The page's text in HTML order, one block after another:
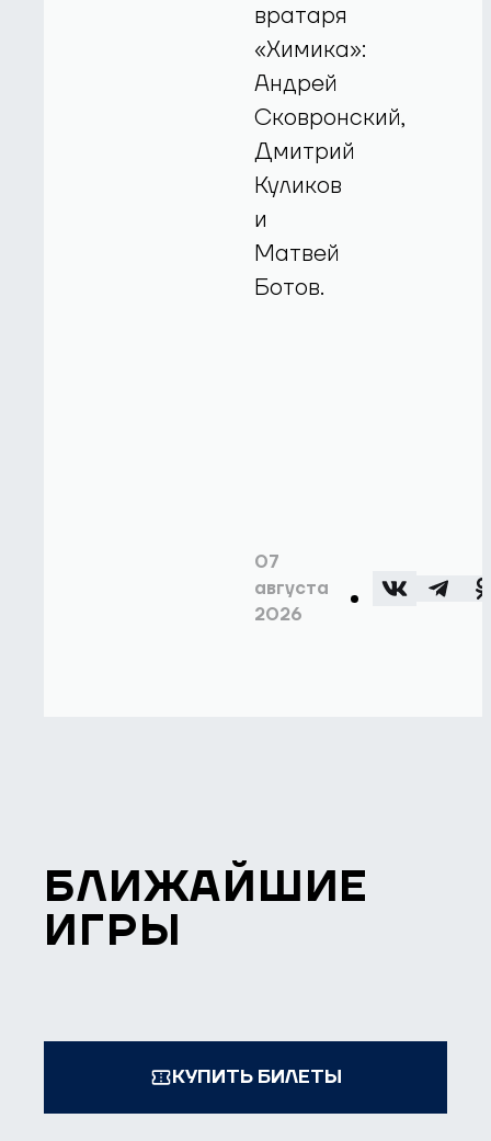
вратаря
«Химика»:
Андрей
Сковронский,
Дмитрий
Куликов
и
Матвей
Ботов.
07
августа
2026
БЛИЖАЙШИЕ
ИГРЫ
КУПИТЬ БИЛЕТЫ